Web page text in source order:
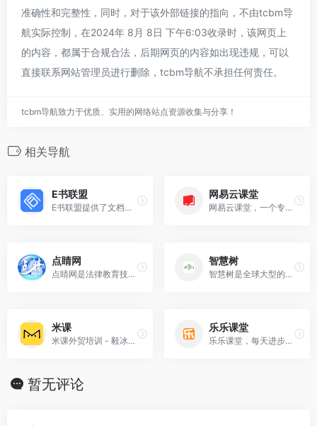
准确性和完整性，同时，对于该外部链接的指向，不由tcbm导
航实际控制，在2024年 8月 8日 下午6:03收录时，该网页上
的内容，都属于合规合法，后期网页的内容如出现违规，可以
直接联系网站管理员进行删除，tcbm导航不承担任何责任。
tcbm导航致力于优质、实用的网络站点资源收集与分享！
相关导航
E书联盟
E书联盟提供了文档网现有的技术、业务成果，提供了一系列在线文档工具,包含有在线PDF转换成Word转换器,内容非法检测,色情检测,宗教检测,政府公文检测,垃圾检
网易云课堂
网易云课堂，一个专注于成人终身学习的在线教育平台。立足于实用性的要求, 与优质的教育内容创作者一起，为您提供全面、有效的在线学习内容。
点睛网
点睛网是法律教育技术服务和法律AI应用科技公司，拥有法律培训和内容共享“云平台”，具备AI技术研发和项目落地能力。先后为司法行政、律师行业、公证行业、司法鉴定行
智慧树
智慧树是全球大型的学分课程运营服务平台，在线教育平台拥有海量大学高品质课程，网络教育在线完美支持跨校授课，学分认证，名师名课名校，在线互动教育学堂，体验VIP级
米课
米课外贸培训 - 毅冰，料神，汪晟，Mr.Hua等一线大咖教你做外贸
乐乐课堂
乐乐课堂，每天进步多一点！
暂无评论